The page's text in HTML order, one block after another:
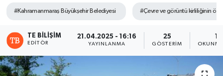
#Kahramanmaraş Büyükşehir Belediyesi #Çevre ve görüntü kirliliğinin
TE BILIŞIM
EDITÖR
21.04.2025 - 16:16
YAYINLANMA
25
GÖSTERIM
Haber Arşivi